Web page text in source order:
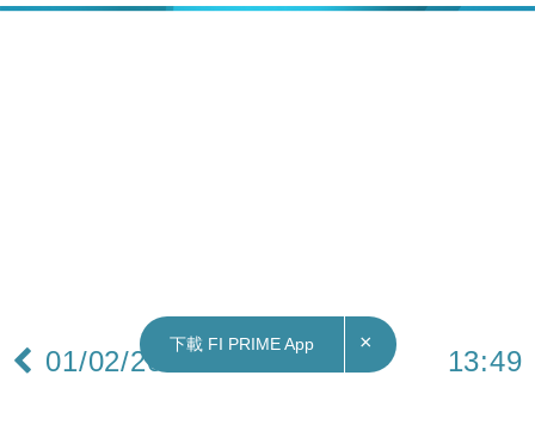
01/02/2023 13:49
下載 FI PRIME App ×